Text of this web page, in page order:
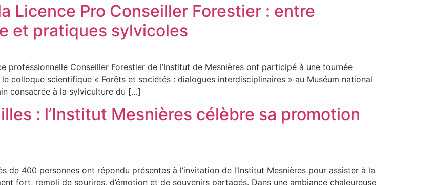
Licence Pro Conseiller Forestier : entre
et pratiques sylvicoles
professionnelle Conseiller Forestier de l’Institut de Mesnières ont participé à une tournée
colloque scientifique « Forêts et sociétés : dialogues interdisciplinaires » au Muséum national
consacrée à la sylviculture du […]
: l’Institut Mesnières célèbre sa promotion
de 400 personnes ont répondu présentes à l’invitation de l’Institut Mesnières pour assister à la
fort, rempli de sourires, d’émotion et de souvenirs partagés. Dans une ambiance chaleureuse